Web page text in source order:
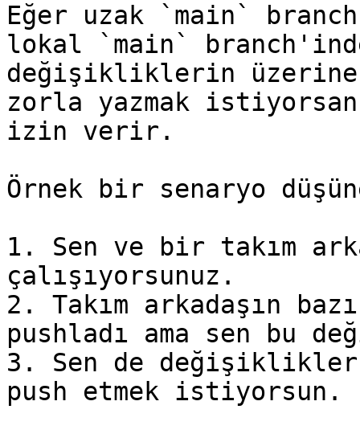
Eğer uzak `main`
lokal `main`
değişikliklerin
zorla yazmak
izin verir.
Örnek bir senaryo
1. Sen ve bir takım
çalışıyorsunuz.
2. Takım arkadaşın
pushladı ama sen bu
3. Sen de değişiklikler
push etmek istiyorsun.